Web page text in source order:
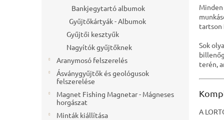
Bankjegytartó albumok
Gyűjtőkártyák - Albumok
Gyűjtői kesztyűk
Nagyítók gyűjtőknek
Aranymosó felszerelés
Ásványgyűjtők és geológusok
felszerelése
Magnet Fishing Magnetar - Mágneses
horgászat
Minták kiállítása
tartson
Sok
terén,
A